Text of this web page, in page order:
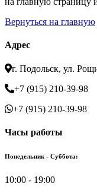
Вернуться на главную
Адрес
г. Подольск, ул.
+7 (915) 210-39-98
+7 (915) 210-39-98
Часы работы
Понедельник - Суббота:
10:00 - 19:00